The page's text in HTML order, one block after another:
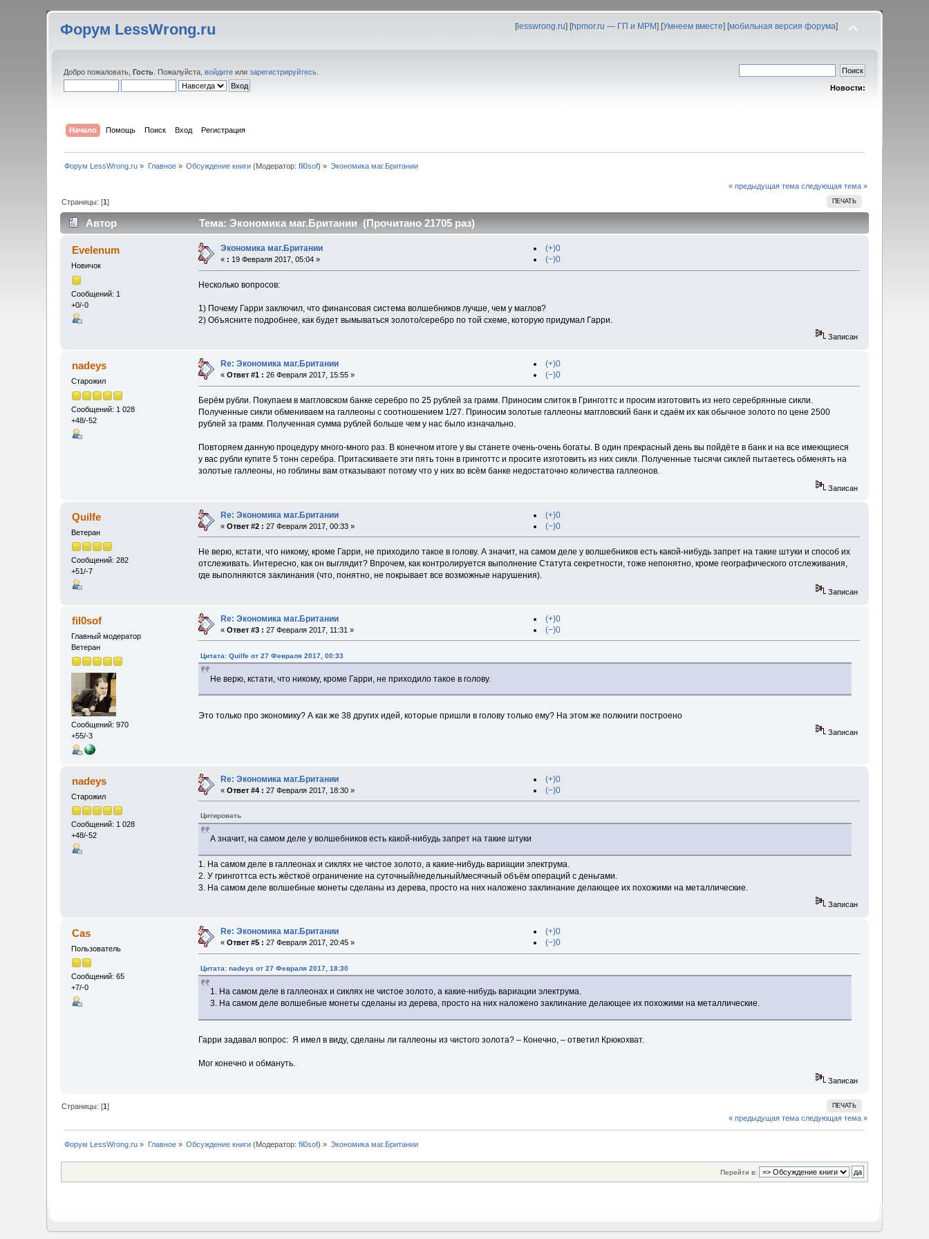
Форум LessWrong.ru [lesswrong.ru] [hpmor.ru — ГП и МРМ] [Умнеем вместе] [мобильная версия форума]
Добро пожаловать,Гость . Пожалуйста,войдите илизарегистрируйтесь
Новости:
Начало Помощь Поиск Вход Регистрация
Форум LessWrong.ru » Главное» Обсуждение книги (Модератор:fil0sof) » Экономика маг.Британии
« предыдущая тема следующая тема »
ПЕЧАТЬ
Страницы: [1]
Автор Тема: Экономика маг.Британии (Прочитано 21705 раз)
Evelenum
Новичок
Сообщений: 1
+0/-0
Экономика маг.Британии
« : 19 Февраля 2017, 05:04 »
(+)0
(−)0
Несколько вопросов:
1) Почему Гарри заключил, что финансовая система волшебников лучше, чем у маглов?
2) Объясните подробнее, как будет вымываться золото/серебро по той схеме, которую придумал Гарри.
Записан
nadeys
Старожил
Сообщений: 1 028
+48/-52
Re: Экономика маг.Британии
«Ответ #1 : 26 Февраля 2017, 15:55 »
(+)0
(−)0
Берём рубли. Покупаем в маггловском банке серебро по 25 рублей за грамм. Приносим слиток в Гринготтс и просим изготовить из него серебрянные сикли.
Полученные сикли обмениваем на галлеоны с соотношением 1/27. Приносим золотые галлеоны маггловский банк и сдаём их как обычное золото по цене 2500
рублей за грамм. Полученная сумма рублей больше чем у нас было изначально.
Повторяем данную процедуру много-много раз. В конечном итоге у вы станете очень-очень богаты. В один прекрасный день вы пойдёте в банк и на все имеющиеся
у вас рубли купите 5 тонн серебра. Притаскиваете эти пять тонн в гринготтс и просите изготовить из них сикли. Полученные тысячи сиклей пытаетесь обменять на
золотые галлеоны, но гоблины вам отказывают потому что у них во всём банке недостаточно количества галлеонов.
Записан
Quilfe
Ветеран
Сообщений: 282
+51/-7
Re: Экономика маг.Британии
«Ответ #2 : 27 Февраля 2017, 00:33 »
(+)0
(−)0
Не верю, кстати, что никому, кроме Гарри, не приходило такое в голову. А значит, на самом деле у волшебников есть какой-нибудь запрет на такие штуки и способ их
отслеживать. Интересно, как он выглядит? Впрочем, как контролируется выполнение Статута секретности, тоже непонятно, кроме географического отслеживания,
где выполняются заклинания (что, понятно, не покрывает все возможные нарушения).
Записан
fil0sof
Главный модератор
Ветеран
Сообщений: 970
+55/-3
Re: Экономика маг.Британии
«Ответ #3 : 27 Февраля 2017, 11:31 »
(+)0
(−)0
Цитата: Quilfe от 27 Февраля 2017, 00:33
Не верю, кстати, что никому, кроме Гарри, не приходило такое в голову.
Это только про экономику? А как же 38 других идей, которые пришли в голову только ему? На этом же полкниги построено
Записан
nadeys
Старожил
Сообщений: 1 028
+48/-52
Re: Экономика маг.Британии
«Ответ #4 : 27 Февраля 2017, 18:30 »
(+)0
(−)0
Цитировать
А значит, на самом деле у волшебников есть какой-нибудь запрет на такие штуки
1. На самом деле в галлеонах и сиклях не чистое золото, а какие-нибудь вариации электрума.
2. У гринготтса есть жёсткоё ограничение на суточный/недельный/месячный объём операций с деньгами.
3. На самом деле волшебные монеты сделаны из дерева, просто на них наложено заклинание делающее их похожими на металлические.
Записан
Cas
Пользователь
Сообщений: 65
+7/-0
Re: Экономика маг.Британии
«Ответ #5 : 27 Февраля 2017, 20:45 »
(+)0
(−)0
Цитата: nadeys от 27 Февраля 2017, 18:30
1. На самом деле в галлеонах и сиклях не чистое золото, а какие-нибудь вариации электрума.
3. На самом деле волшебные монеты сделаны из дерева, просто на них наложено заклинание делающее их похожими на металлические.
Гарри задавал вопрос: Я имел в виду, сделаны ли галлеоны из чистого золота? – Конечно, – ответил Крюкохват.
Мог конечно и обмануть.
Записан
ПЕЧАТЬ
Страницы: [1]
« предыдущая тема следующая тема »
Форум LessWrong.ru » Главное» Обсуждение книги (Модератор:fil0sof) » Экономика маг.Британии
Перейти в: